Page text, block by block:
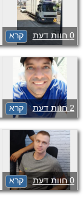
0 חוות דעת קרא
2 חוות דעת קרא
0 חוות דעת קרא